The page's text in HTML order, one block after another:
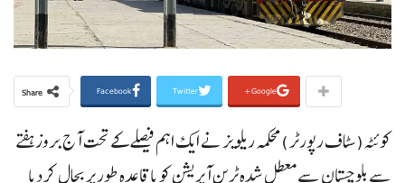
Share Facebook Twitter Google+
کوئٹہ(سٹاف رپورٹر )محکمہ ریلویز نے ایک اہم فیصلے کے تحت آج بروزہفتے
سے بلوچستان سے معطل شدہ ٹرین آپریشن کو باقاعدہ طور پر بحال کر دیا